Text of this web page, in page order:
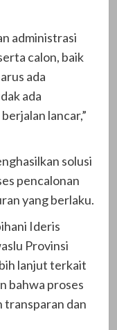
administrasi
calon, baik
ada
ada
lancar,”
solusi
pencalonan
yang berlaku.
Ideris
Provinsi
lanjut terkait
bahwa proses
transparan dan